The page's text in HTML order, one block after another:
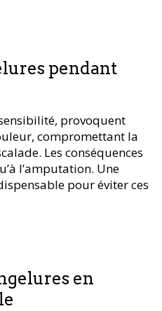
pendant
provoquent
compromettant la
Les conséquences
l’amputation. Une
pour éviter ces
en